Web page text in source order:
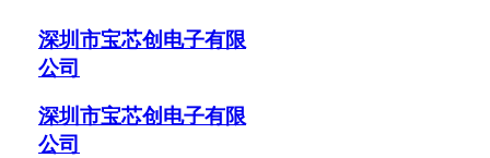
深圳市宝芯创电子有限
公司
深圳市宝芯创电子有限
公司